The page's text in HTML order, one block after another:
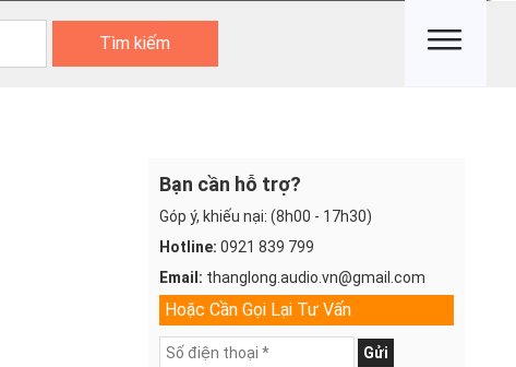
Tìm kiếm
Bạn cần hỗ trợ?
Góp ý, khiếu nại: (8h00 - 17h30)
Hotline: 0921 839 799
Email: thanglong.audio.vn@gmail.com
Hoặc Cần Gọi Lại Tư Vấn
Gửi